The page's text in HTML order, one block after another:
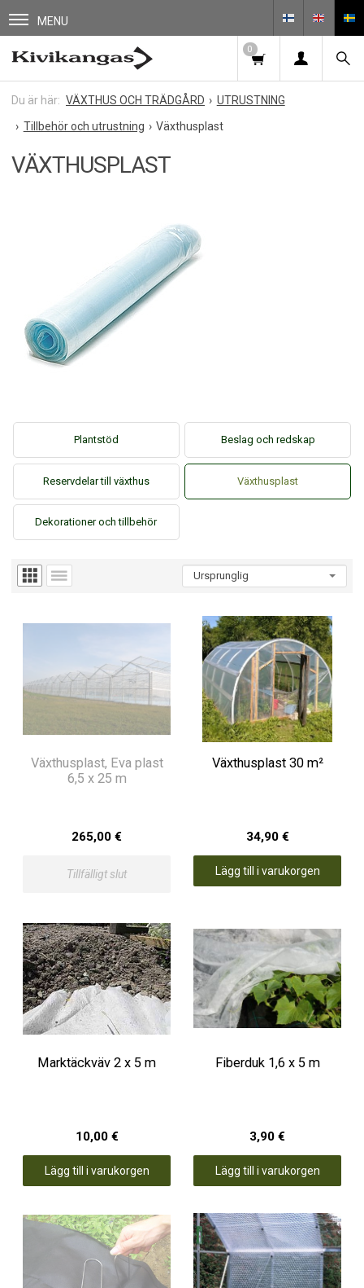
MENU
0
VÄXTHUS OCH TRÄDGÅRD
UTRUSTNING
Tillbehör och utrustning
Växthusplast
VÄXTHUSPLAST
Plantstöd Beslag och redskap
Reservdelar till växthus Växthusplast
Dekorationer och tillbehör
Växthusplast, Eva plast
6,5 x 25 m
265,00 €
Tillfälligt slut
Växthusplast 30 m²
34,90 €
Lägg till i varukorgen
Marktäckväv 2 x 5 m
10,00 €
Lägg till i varukorgen
Fiberduk 1,6 x 5 m
3,90 €
Lägg till i varukorgen